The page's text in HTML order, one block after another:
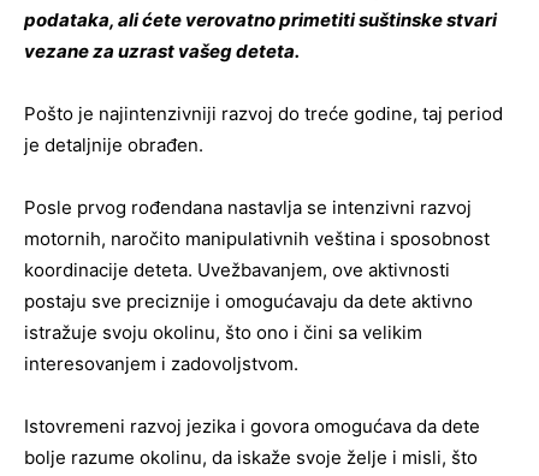
podataka, ali ćete verovatno primetiti suštinske stvari
vezane za uzrast vašeg deteta.
Pošto je najintenzivniji razvoj do treće godine, taj period
je detaljnije obrađen.
Posle prvog rođendana nastavlja se intenzivni razvoj
motornih, naročito manipulativnih veština i sposobnost
koordinacije deteta. Uvežbavanjem, ove aktivnosti
postaju sve preciznije i omogućavaju da dete aktivno
istražuje svoju okolinu, što ono i čini sa velikim
interesovanjem i zadovoljstvom.
Istovremeni razvoj jezika i govora omogućava da dete
bolje razume okolinu, da iskaže svoje želje i misli, što